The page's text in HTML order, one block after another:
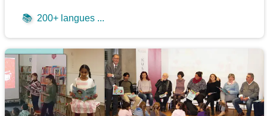
📚 200+ langues ...